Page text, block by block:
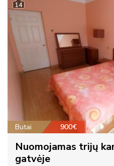
14
Butai 900€
Nuomojamas trijų
gatvėje